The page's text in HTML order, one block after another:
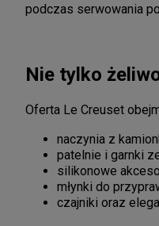
podczas serwowania
Nie tylko
Oferta Le Creuset
naczynia z
patelnie i garnki
silikonowe
młynki do
czajniki oraz